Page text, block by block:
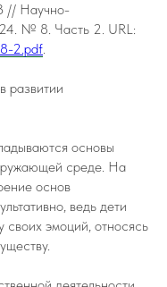
Научно-
№ 8. Часть 2. URL:
2.pdf.
развитии
основы
среде. На
основ
ведь дети
своих эмоций, относясь